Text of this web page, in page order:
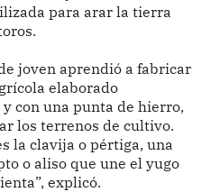
para arar la tierra
joven aprendió a fabricar
elaborado
con una punta de hierro,
los terrenos de cultivo.
la clavija o pértiga, una
o aliso que une el yugo
explicó.